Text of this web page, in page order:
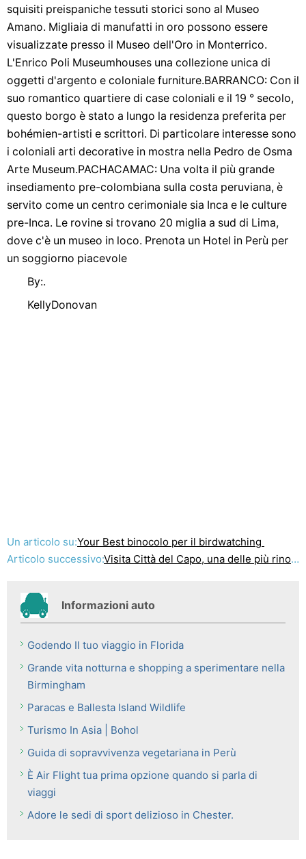
squisiti preispaniche tessuti storici sono al Museo
Amano. Migliaia di manufatti in oro possono essere
visualizzate presso il Museo dell'Oro in Monterrico.
L'Enrico Poli Museumhouses una collezione unica di
oggetti d'argento e coloniale furniture.BARRANCO: Con il
suo romantico quartiere di case coloniali e il 19 ° secolo,
questo borgo è stato a lungo la residenza preferita per
bohémien-artisti e scrittori. Di particolare interesse sono
i coloniali arti decorative in mostra nella Pedro de Osma
Arte Museum.PACHACAMAC: Una volta il più grande
insediamento pre-colombiana sulla costa peruviana, è
servito come un centro cerimoniale sia Inca e le culture
pre-Inca. Le rovine si trovano 20 miglia a sud di Lima,
dove c'è un museo in loco. Prenota un Hotel in Perù per
un soggiorno piacevole
By:.
KellyDonovan
Un articolo su:Your Best binocolo per il birdwatching
Articolo successivo:Visita Città del Capo, una delle più rinomate aree turistiche Internazionale Destinazione
Informazioni auto
Godendo Il tuo viaggio in Florida
Grande vita notturna e shopping a sperimentare nella
Birmingham
Paracas e Ballesta Island Wildlife
Turismo In Asia | Bohol
Guida di sopravvivenza vegetariana in Perù
È Air Flight tua prima opzione quando si parla di
viaggi
Adore le sedi di sport delizioso in Chester.